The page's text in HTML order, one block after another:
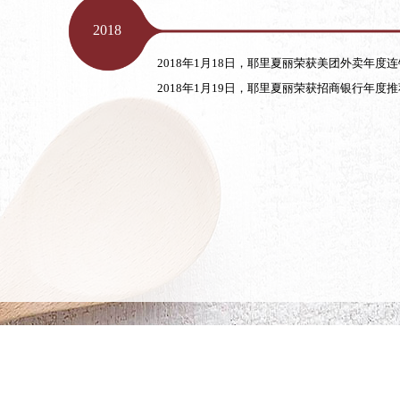
2018
2018年1月18日，耶里夏丽荣获美团外卖年度
2018年1月19日，耶里夏丽荣获招商银行年度